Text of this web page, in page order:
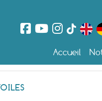
Accueil